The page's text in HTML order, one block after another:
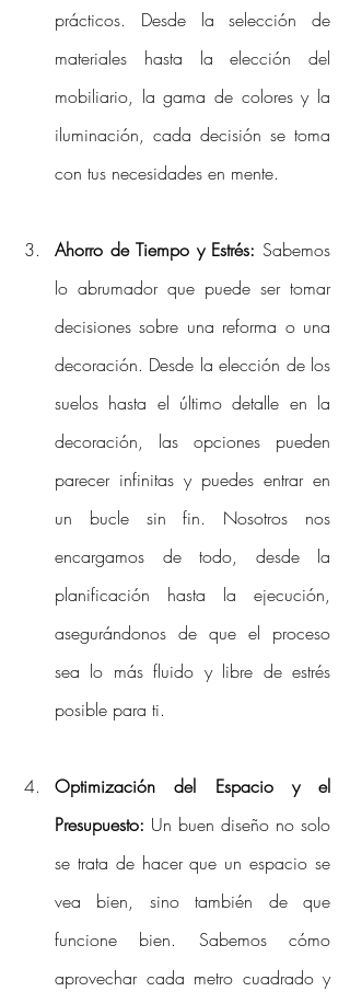
prácticos. Desde la selección de
materiales hasta la elección del
mobiliario, la gama de colores y la
iluminación, cada decisión se toma
con tus necesidades en mente.
Ahorro de Tiempo y Estrés: Sabemos
lo abrumador que puede ser tomar
decisiones sobre una reforma o una
decoración. Desde la elección de los
suelos hasta el último detalle en la
decoración, las opciones pueden
parecer infinitas y puedes entrar en
un bucle sin fin. Nosotros nos
encargamos de todo, desde la
planificación hasta la ejecución,
asegurándonos de que el proceso
sea lo más fluido y libre de estrés
posible para ti.
Optimización del Espacio y el
Presupuesto: Un buen diseño no solo
se trata de hacer que un espacio se
vea bien, sino también de que
funcione bien. Sabemos cómo
aprovechar cada metro cuadrado y